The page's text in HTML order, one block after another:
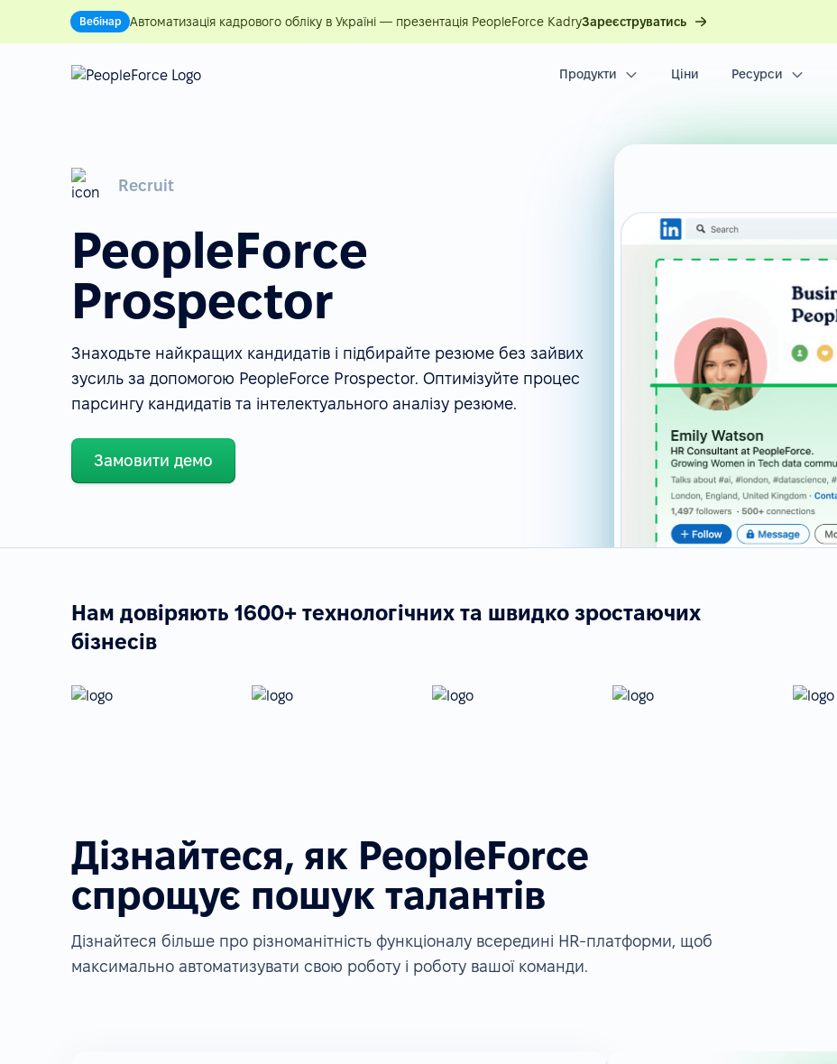
Вебінар Автоматизація кадрового обліку в Україні — презентація PeopleForce KadryЗареєструватись
Продукти Ціни Ресурси
Recruit
PeopleForce
Prospector
Знаходьте найкращих кандидатів і підбирайте резюме без зайвих
зусиль за допомогою PeopleForce Prospector. Оптимізуйте процес
парсингу кандидатів та інтелектуального аналізу резюме.
Замовити демо
Нам довіряють 1600+ технологічних та швидко зростаючих
бізнесів
Дізнайтеся, як PeopleForce
спрощує пошук талантів
Дізнайтеся більше про різноманітність функціоналу всередині HR-платформи, щоб
максимально автоматизувати свою роботу і роботу вашої команди.